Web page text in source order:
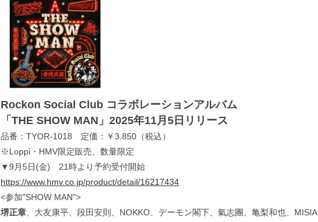
Rockon Social Club コラボレーションアルバム
「THE SHOW MAN」 2025年11月5日リリース
品番：TYOR-1018 定価：￥3,850（税込）
※Loppi・HMV限定販売、数量限定
▼9月5日(金) 21時より予約受付開始
https://www.hmv.co.jp/product/detail/16217434
<参加"SHOW MAN">
堺正章 、大友康平、段田安則、NOKKO、デーモン閣下、氣志團、亀梨和也、MISIA